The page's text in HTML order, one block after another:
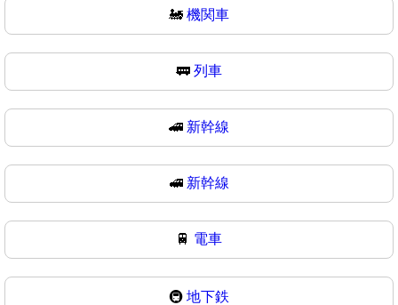
🚂 機関車
🚃 列車
🚄 新幹線
🚅 新幹線
🚆 電車
🚇 地下鉄